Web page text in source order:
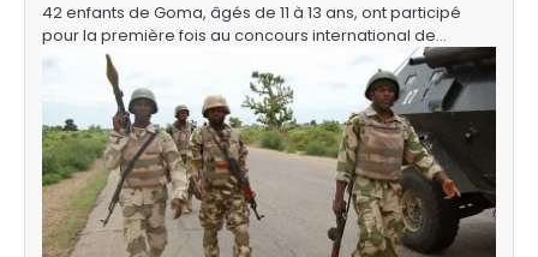
42 enfants de Goma, âgés de 11 à 13 ans, ont participé
pour la première fois au concours international de…